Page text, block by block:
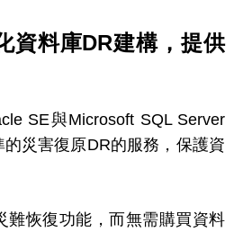
資料庫DR建構，提供
SE與Microsoft SQL Server
災害復原DR的服務，保護資
難恢復功能，而無需購買資料